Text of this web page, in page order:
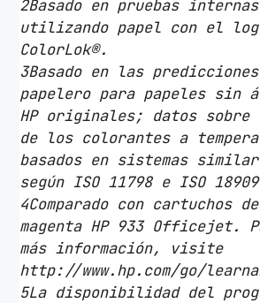
g
e
n
t
a
c
a
n
t
i
d
a
d
2Basado en pruebas
utilizando papel con el
ColorLok®.
3Basado en las
papelero para papeles sin
HP originales; datos
de los colorantes a
basados en sistemas
según ISO 11798 e ISO
4Comparado con cartuchos
magenta HP 933 Officejet.
más información, visite
http://www.hp.com/go/
5La disponibilidad del